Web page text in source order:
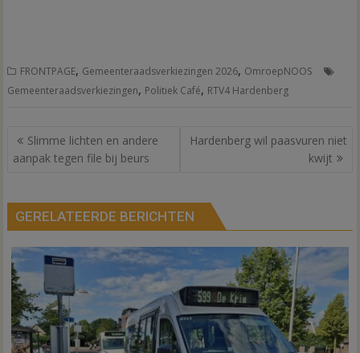
FRONTPAGE, Gemeenteraadsverkiezingen 2026, OmroepNOOS
Gemeenteraadsverkiezingen, Politiek Café, RTV4 Hardenberg
Bericht
navigatie
Slimme lichten en andere
aanpak tegen file bij beurs
Hardenberg wil paasvuren niet
kwijt
GERELATEERDE BERICHTEN